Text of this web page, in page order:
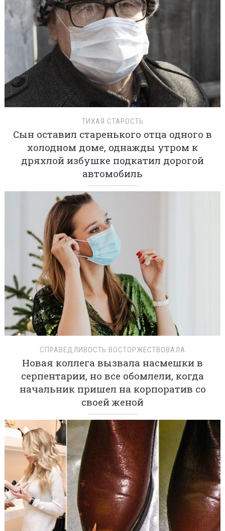
ТИХАЯ СТАРОСТЬ
Сын оставил старенького отца одного в
холодном доме, однажды утром к
дряхлой избушке подкатил дорогой
автомобиль
СПРАВЕДЛИВОСТЬ ВОСТОРЖЕСТВОВАЛА
Новая коллега вызвала насмешки в
серпентарии, но все обомлели, когда
начальник пришел на корпоратив со
своей женой